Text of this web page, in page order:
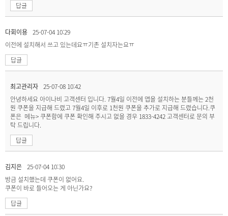
답글
다회이용 25-07-04 10:29
이전에 설치해서 쓰고 있는데요ㅠ기존 설치자는요ㅠ
답글
최고관리자 25-07-08 10:42
안녕하세요 아이나비 고객센터 입니다. 7월4일 이전에 앱을 설치하는 분들께는 2천
원 쿠폰을 지급해 드렸고 7월4일 이후로 1천원 쿠폰을 추가로 지급해 드렸습니다.쿠
폰은 메뉴> 쿠폰함에 쿠폰 확인해 주시고 없을 경우 1833-4242 고객센터로 문의 부
탁 드립니다.
답글
김지은 25-07-04 10:30
방금 설치했는데 쿠폰이 없어요.
쿠폰이 바로 들어오는 게 아닌가요?
답글